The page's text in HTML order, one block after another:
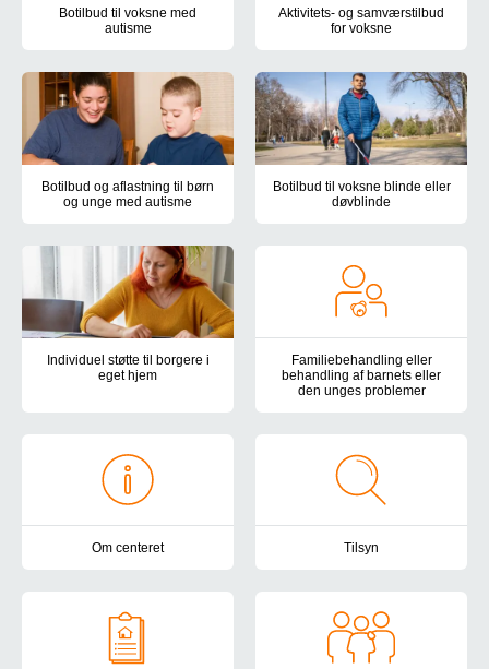
Botilbud til voksne med
autisme
Aktivitets- og samværstilbud
for voksne
Botilbud og aflastning til børn
og unge med autisme
Botilbud til voksne blinde eller
døvblinde
Individuel støtte til borgere i
eget hjem
Botilbuddene Holmehøj, Kirkevej og Teglgårdsparken tilbyder
Familiebehandling eller
behandling af barnets eller
den unges problemer
Om centeret Tilsyn